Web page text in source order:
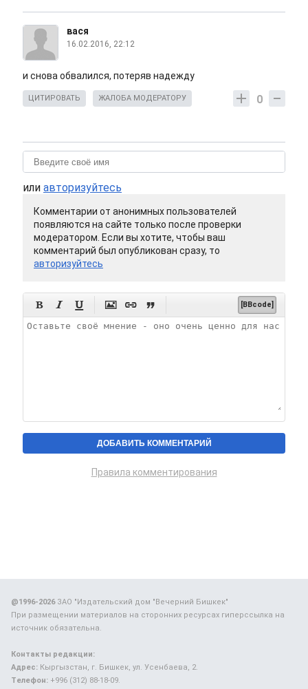
вася
16.02.2016, 22:12
и снова обвалился, потеряв надежду
0
ЦИТИРОВАТЬ ЖАЛОБА МОДЕРАТОРУ
или авторизуйтесь
Комментарии от анонимных пользователей
появляются на сайте только после проверки
модератором. Если вы хотите, чтобы ваш
комментарий был опубликован сразу, то
авторизуйтесь
      [BBcode]
Правила комментирования
@1996-2026ЗАО "Издательский дом "Вечерний Бишкек"
При размещении материалов на сторонних ресурсах гиперссылка на
источник обязательна.
Контакты редакции:
Адрес: Кыргызстан, г. Бишкек, ул. Усенбаева, 2.
Телефон: +996 (312) 88-18-09.